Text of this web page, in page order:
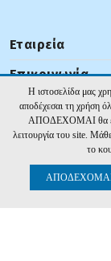
Εταιρεία
Επικοινωνία
ΠΛΗΡΟΦΟΡΙΕΣ
Ακολουθήστε
Η ιστοσελίδα μας
αποδέχεσαι τη χρήση
ΑΠΟΔΕΧΟΜΑΙ θα
λειτουργία του site.
το